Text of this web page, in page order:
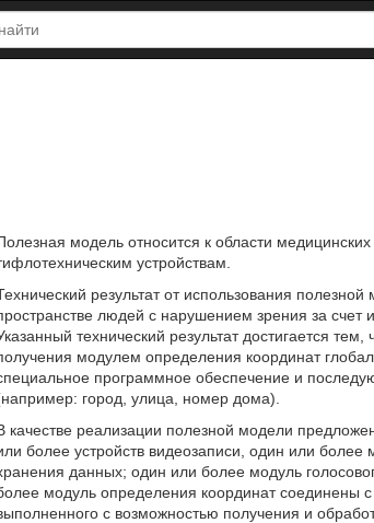
модель относится к области
устройствам.
результат от использования
людей с нарушением зрения за счет
технический результат достигается
модулем определения координат
программное обеспечение и
город, улица, номер дома).
качестве реализации полезной модели
более устройств видеозаписи, один или
данных; один или более модуль
модуль определения координат соединены
с возможностью получения и